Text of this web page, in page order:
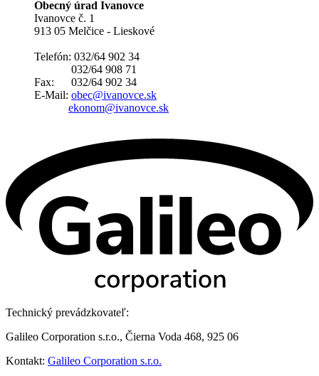
Obecný úrad Ivanovce
Ivanovce č. 1
913 05 Melčice - Lieskové
Telefón: 032/64 902 34
032/64 908 71
Fax: 032/64 902 34
E-Mail: obec@ivanovce.sk
ekonom@ivanovce.sk
Technický prevádzkovateľ:
Galileo Corporation s.r.o., Čierna Voda 468, 925 06
Kontakt: Galileo Corporation s.r.o.